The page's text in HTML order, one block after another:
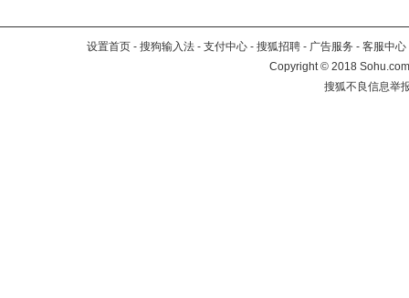
设置首页 - 搜狗输入法 - 支付中心 - 搜狐招聘 - 广告服务 - 客服中心
Copyright©2018
搜狐不良信息举